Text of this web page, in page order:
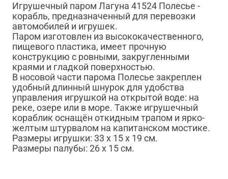
Игрушечный паром Лагуна 41524 Полесье -
корабль, предназначенный для перевозки
автомобилей и игрушек.
Паром изготовлен из высококачественного,
пищевого пластика, имеет прочную
конструкцию с ровными, закругленными
краями и гладкой поверхностью.
В носовой части парома Полесье закреплен
удобный длинный шнурок для удобства
управления игрушкой на открытой воде: на
реке, озере или в море. Также игрушечный
кораблик оснащён откидным трапом и ярко-
желтым штурвалом на капитанском мостике.
Размеры игрушки: 33 х 15 х 19 см.
Размеры палубы: 26 х 15 см.